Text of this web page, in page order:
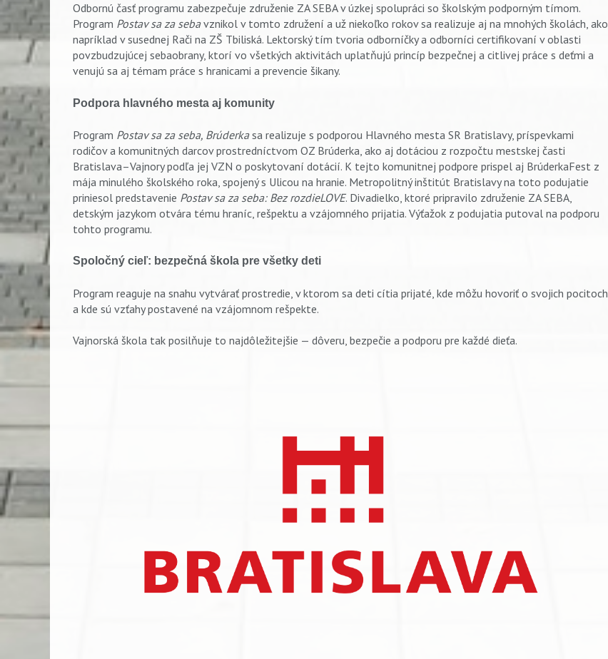
Odbornú časť programu zabezpečuje združenie ZA SEBA v úzkej spolupráci so školským podporným tímom.
Program Postav sa za sebavznikol v tomto združení a už niekoľko rokov sa realizuje aj na mnohých školách, ako
napríklad v susednej Rači na ZŠ Tbiliská. Lektorský tím tvoria odborníčky a odborníci certifikovaní v oblasti
povzbudzujúcej sebaobrany, ktorí vo všetkých aktivitách uplatňujú princíp bezpečnej a citlivej práce s deťmi a
venujú sa aj témam práce s hranicami a prevencie šikany.
Podpora hlavného mesta aj komunity
Program Postav sa za seba, Brúderkasa realizuje s podporou Hlavného mesta SR Bratislavy, príspevkami
rodičov a komunitných darcov prostredníctvom OZ Brúderka, ako aj dotáciou z rozpočtu mestskej časti
Bratislava–Vajnory podľa jej VZN o poskytovaní dotácií. K tejto komunitnej podpore prispel aj BrúderkaFest z
mája minulého školského roka, spojený s Ulicou na hranie. Metropolitný inštitút Bratislavy na toto podujatie
priniesol predstavenie Postav sa za seba: Bez rozdieLOVE. Divadielko, ktoré pripravilo združenie ZA SEBA,
detským jazykom otvára tému hraníc, rešpektu a vzájomného prijatia. Výťažok z podujatia putoval na podporu
tohto programu.
Spoločný cieľ: bezpečná škola pre všetky deti
Program reaguje na snahu vytvárať prostredie, v ktorom sa deti cítia prijaté, kde môžu hovoriť o svojich pocitoch
a kde sú vzťahy postavené na vzájomnom rešpekte.
Vajnorská škola tak posilňuje to najdôležitejšie — dôveru, bezpečie a podporu pre každé dieťa.